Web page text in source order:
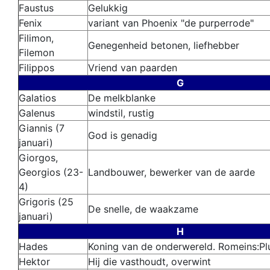
Faustus
Gelukkig
Fenix
variant van Phoenix "de purperrode"
Filimon,
Filemon
Genegenheid betonen, liefhebber
Filippos
Vriend van paarden
G
Galatios
De melkblanke
Galenus
windstil, rustig
Giannis (7
januari)
God is genadig
Giorgos,
Georgios (23-
4)
Landbouwer, bewerker van de aarde
Grigoris (25
januari)
De snelle, de waakzame
H
Hades
Koning van de onderwereld.
Hektor
Hij die vasthoudt, overwint